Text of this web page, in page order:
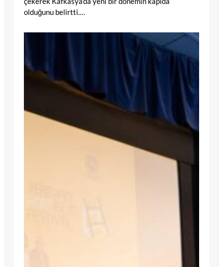
olduğunu belirtti.…